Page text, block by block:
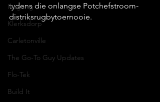
Ikageng
Klerksdorp
Carletonville
The Go-To Guy Updates
Flo-Tek
Build It
tydens die onlangse Potchefstroom-
distriksrugbytoernooie.